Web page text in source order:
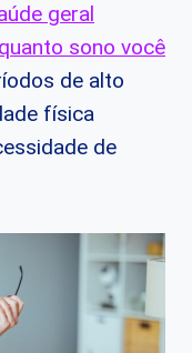
geral
sono você
de alto
física
de